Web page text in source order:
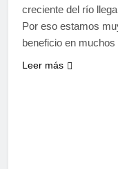
creciente del río
Por eso estamos
beneficio en muchos
Leer más